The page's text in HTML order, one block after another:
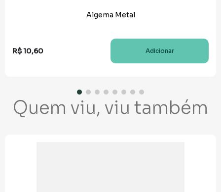
Algema Metal
R$10,60 Adicionar
Quem viu, viu também